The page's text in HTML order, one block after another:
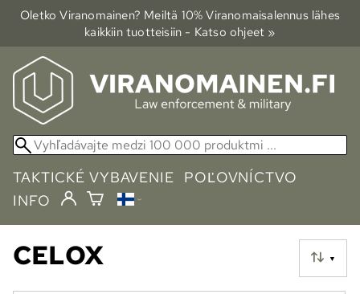
Oletko Viranomainen? Meiltä 10% Viranomais­alennus lähes
kaikkiin tuotteisiin - Katso ohjeet »
TAKTICKÉ VYBAVENIE
POĽOVNÍCTVO
INFO
▼
CELOX